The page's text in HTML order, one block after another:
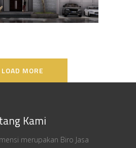
LOAD MORE
Kami
merupakan Biro Jasa